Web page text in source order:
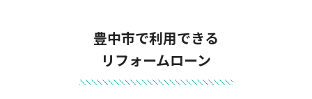
豊中市で利用できる
リフォームローン